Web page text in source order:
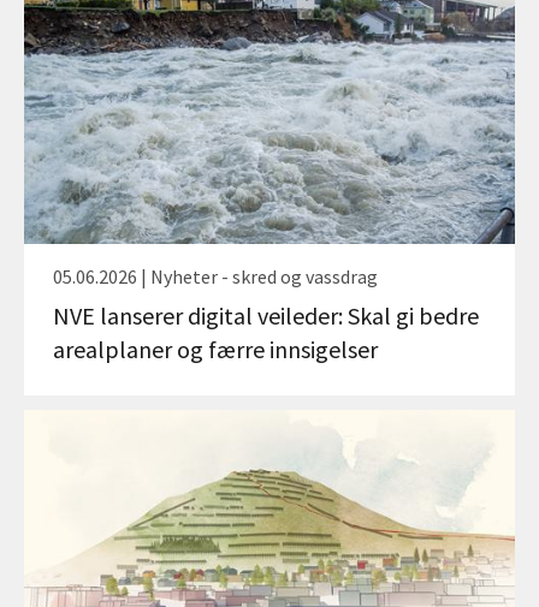
05.06.2026 | Nyheter - skred og vassdrag
NVE lanserer digital veileder: Skal gi bedre
arealplaner og færre innsigelser